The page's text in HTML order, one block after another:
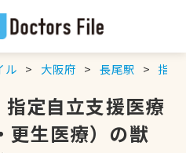
ル 大阪府 長尾駅 指定
定自立支援医療
更生医療）の獣